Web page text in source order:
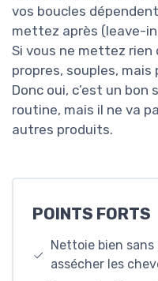
vos boucles
mettez après (leave-
Si vous ne mettez rien
propres, souples,
Donc oui, c’est un bon
routine, mais il ne va
autres produits.
POINTS FORTS
Nettoie bien
assécher les